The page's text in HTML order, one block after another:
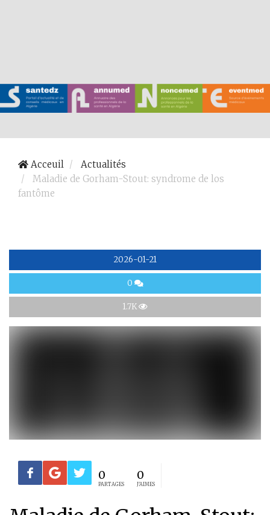
Acceuil
Actualités
Maladie de Gorham-Stout: syndrome de los
fantôme
2026-01-21
0
1.7K
0
PARTAGES
0
J'AIMES